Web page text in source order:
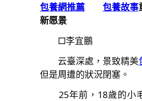
包養網推薦
包養故事
新愿景
□李宜鵬
云臺深處，景致精美
但是周遭的狀況閉塞。
25年前，18歲的小